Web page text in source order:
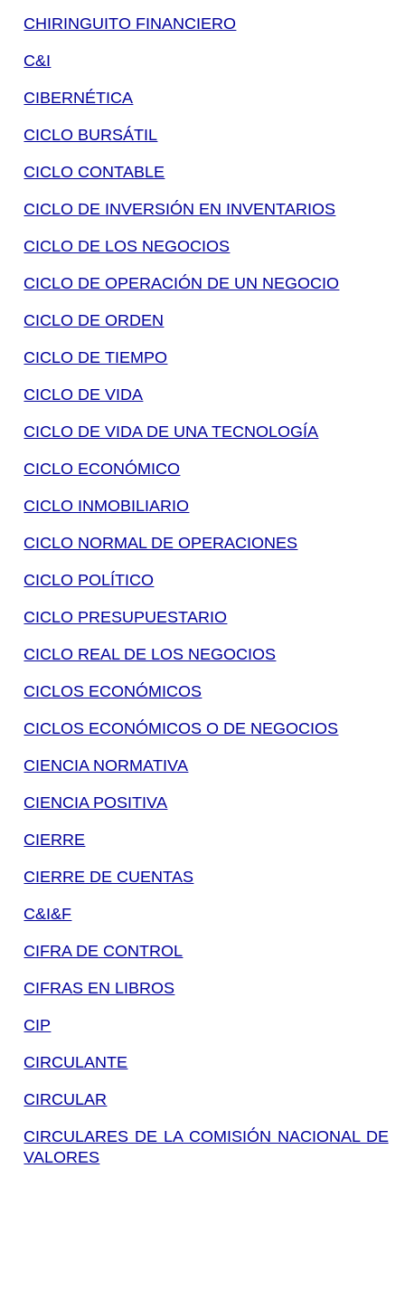
CHIRINGUITO FINANCIERO
C&I
CIBERNÉTICA
CICLO BURSÁTIL
CICLO CONTABLE
CICLO DE INVERSIÓN EN INVENTARIOS
CICLO DE LOS NEGOCIOS
CICLO DE OPERACIÓN DE UN NEGOCIO
CICLO DE ORDEN
CICLO DE TIEMPO
CICLO DE VIDA
CICLO DE VIDA DE UNA TECNOLOGÍA
CICLO ECONÓMICO
CICLO INMOBILIARIO
CICLO NORMAL DE OPERACIONES
CICLO POLÍTICO
CICLO PRESUPUESTARIO
CICLO REAL DE LOS NEGOCIOS
CICLOS ECONÓMICOS
CICLOS ECONÓMICOS O DE NEGOCIOS
CIENCIA NORMATIVA
CIENCIA POSITIVA
CIERRE
CIERRE DE CUENTAS
C&I&F
CIFRA DE CONTROL
CIFRAS EN LIBROS
CIP
CIRCULANTE
CIRCULAR
CIRCULARES DE LA COMISIÓN NACIONAL DE
VALORES